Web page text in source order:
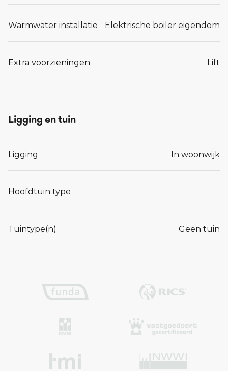
Warmwater installatie Elektrische boiler eigendom
Extra voorzieningen Lift
Ligging en tuin
Ligging In woonwijk
Hoofdtuin type
Tuintype(n) Geen tuin